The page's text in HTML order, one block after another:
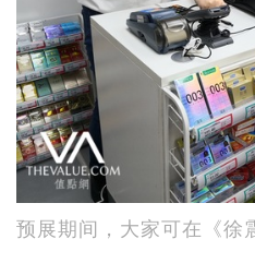
预展期间，大家可在《徐